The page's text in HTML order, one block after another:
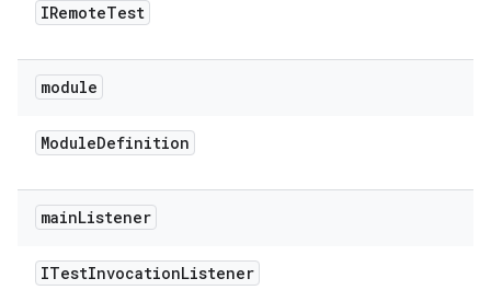
IRemoteTest
module
ModuleDefinition
mainListener
ITestInvocationListener